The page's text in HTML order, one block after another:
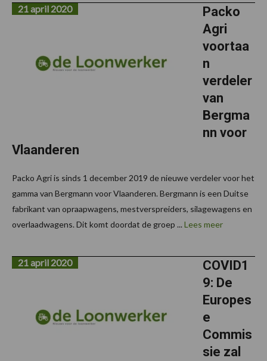
Packo
Agri
voortaa
n
verdeler
van
Bergma
nn voor
Vlaanderen
21 april 2020
Packo Agri is sinds 1 december 2019 de nieuwe verdeler voor het
gamma van Bergmann voor Vlaanderen. Bergmann is een Duitse
fabrikant van opraapwagens, mestverspreiders, silagewagens en
overlaadwagens. Dit komt doordat de groep ... Lees meer
COVID1
9: De
Europes
e
Commis
sie zal
21 april 2020